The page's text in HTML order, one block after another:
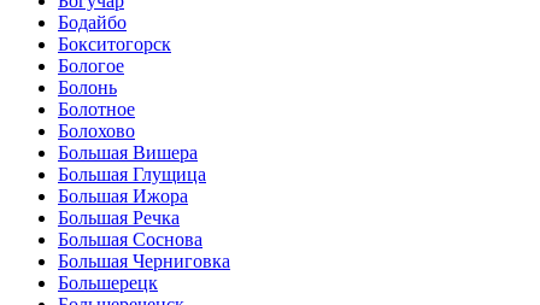
Бодайбо
Бокситогорск
Бологое
Болонь
Болотное
Болохово
Большая Вишера
Большая Глущица
Большая Ижора
Большая Речка
Большая Соснова
Большая Черниговка
Большерецк